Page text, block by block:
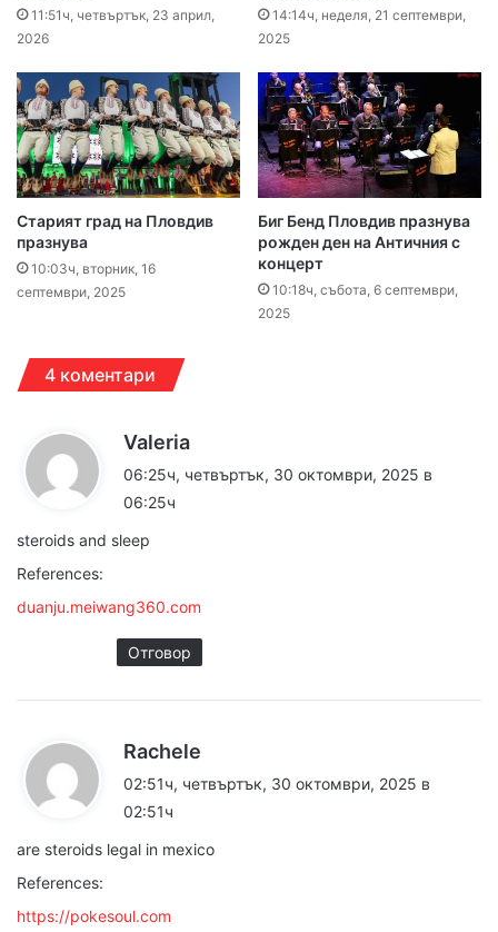
11:51ч, четвъртък, 23 април,
2026
14:14ч, неделя, 21 септември,
2025
Старият град на Пловдив
празнува
10:03ч, вторник, 16
септември, 2025
Биг Бенд Пловдив празнува
рожден ден на Античния с
концерт
10:18ч, събота, 6 септември,
2025
4 коментари
Valeria
06:25ч, четвъртък, 30 октомври, 2025 в
06:25ч
steroids and sleep
References:
duanju.meiwang360.com
Отговор
Rachele
:
02:51ч, четвъртък, 30 октомври, 2025 в
02:51ч
are steroids legal in mexico
References:
https://pokesoul.com